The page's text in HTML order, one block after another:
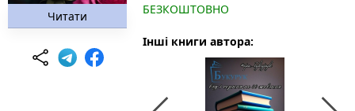
Читати
БЕЗКОШТОВНО
Інші книги автора: